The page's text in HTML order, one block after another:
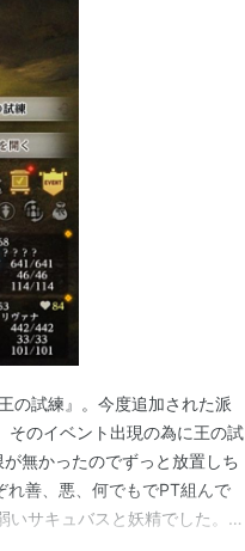
の試練』。今度追加された派
そのイベント出現の為に王の試
無かったのでずっと放置しち
れ善、悪、何でもでPT組んで
サキュバスと妖精でした。